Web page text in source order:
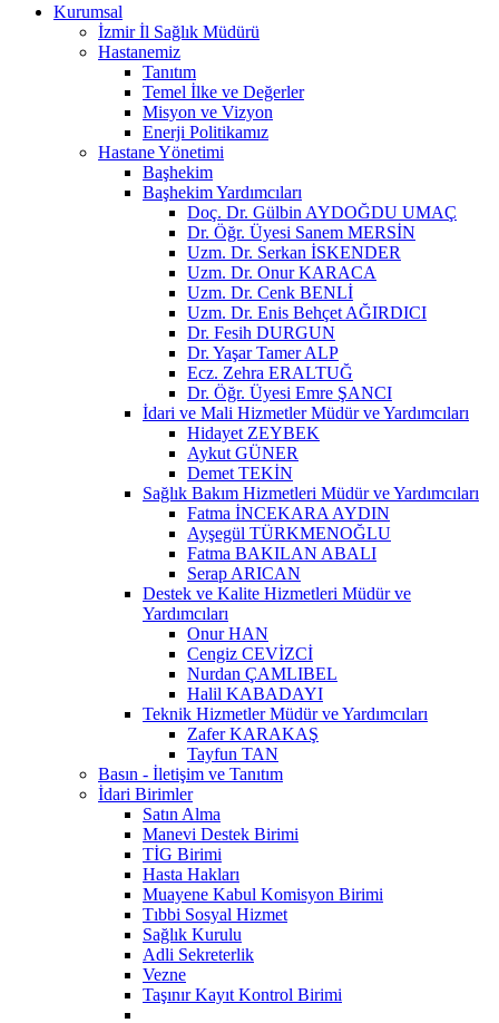
Kurumsal
İzmir İl Sağlık Müdürü
Hastanemiz
Tanıtım
Temel İlke ve Değerler
Misyon ve Vizyon
Enerji Politikamız
Hastane Yönetimi
Başhekim
Başhekim Yardımcıları
Doç. Dr. Gülbin AYDOĞDU UMAÇ
Dr. Öğr. Üyesi Sanem MERSİN
Uzm. Dr. Serkan İSKENDER
Uzm. Dr. Onur KARACA
Uzm. Dr. Cenk BENLİ
Uzm. Dr. Enis Behçet AĞIRDICI
Dr. Fesih DURGUN
Dr. Yaşar Tamer ALP
Ecz. Zehra ERALTUĞ
Dr. Öğr. Üyesi Emre ŞANCI
İdari ve Mali Hizmetler Müdür ve Yardımcıları
Hidayet ZEYBEK
Aykut GÜNER
Demet TEKİN
Sağlık Bakım Hizmetleri Müdür ve Yardımcıları
Fatma İNCEKARA AYDIN
Ayşegül TÜRKMENOĞLU
Fatma BAKILAN ABALI
Serap ARICAN
Destek ve Kalite Hizmetleri Müdür ve
Yardımcıları
Onur HAN
Cengiz CEVİZCİ
Nurdan ÇAMLIBEL
Halil KABADAYI
Teknik Hizmetler Müdür ve Yardımcıları
Zafer KARAKAŞ
Tayfun TAN
Basın - İletişim ve Tanıtım
İdari Birimler
Satın Alma
Manevi Destek Birimi
TİG Birimi
Hasta Hakları
Muayene Kabul Komisyon Birimi
Tıbbi Sosyal Hizmet
Sağlık Kurulu
Adli Sekreterlik
Vezne
Taşınır Kayıt Kontrol Birimi